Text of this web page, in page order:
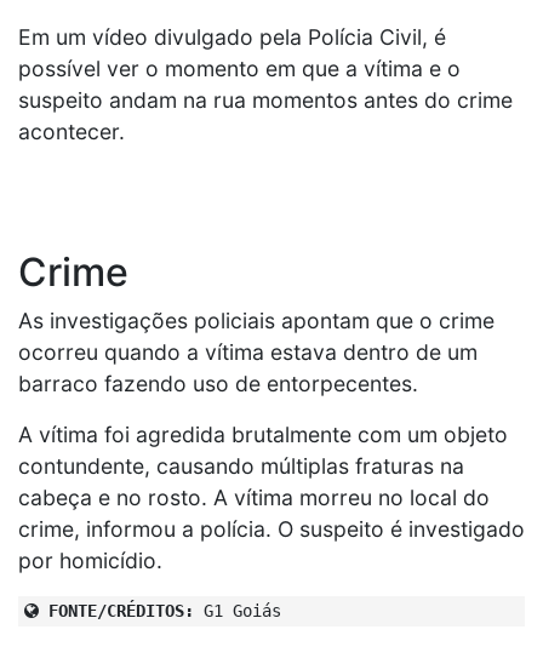
Em um vídeo divulgado pela Polícia Civil, é
possível ver o momento em que a vítima e o
suspeito andam na rua momentos antes do crime
acontecer.
Crime
As investigações policiais apontam que o crime
ocorreu quando a vítima estava dentro de um
barraco fazendo uso de entorpecentes.
A vítima foi agredida brutalmente com um objeto
contundente, causando múltiplas fraturas na
cabeça e no rosto. A vítima morreu no local do
crime, informou a polícia. O suspeito é investigado
por homicídio.
FONTE/CRÉDITOS: G1 Goiás